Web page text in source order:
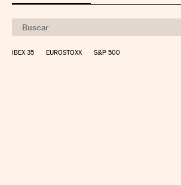
IBEX 35 EUROSTOXX S&P 500